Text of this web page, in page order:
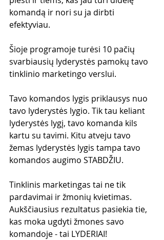
komandą ir nori su ja dirbti
efektyviau.
Šioje programoje turėsi 10 pačių
svarbiausių lyderystės pamokų tavo
tinklinio marketingo verslui.
Tavo komandos lygis priklausys nuo
tavo lyderystės lygio. Tik tau keliant
lyderystės lygį, tavo komanda kils
kartu su tavimi. Kitu atveju tavo
žemas lyderystės lygis tampa tavo
komandos augimo STABDŽIU.
Tinklinis marketingas tai ne tik
pardavimai ir žmonių kvietimas.
Aukščiausius rezultatus pasiekia tie,
kas moka ugdyti žmones savo
komandoje - tai LYDERIAI!